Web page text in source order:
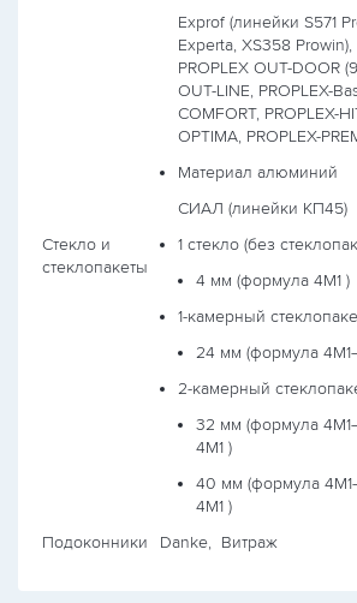
Exprof (линейки S571
Experta, XS358 Prowin),
PROPLEX OUT-DOOR
OUT-LINE, PROPLEX-
COMFORT, PROPLEX-
OPTIMA, PROPLEX-
Материал алюминий
СИАЛ (линейки КП45)
Стекло и
стеклопакеты
1 стекло (без
4 мм (формула 4М1 )
1-камерный
24 мм (формула
2-камерный
32 мм (формула
4М1 )
40 мм (формула
4М1 )
Подоконники
Danke, Витраж